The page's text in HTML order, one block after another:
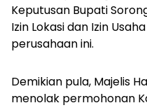
Keputusan Bupati
Izin Lokasi dan Izin
perusahaan ini.
Demikian pula, Majelis
menolak permohonan